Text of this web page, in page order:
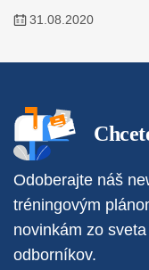
31.08.2020
Odoberajte náš
tréningovým
novinkám zo
odborníkov.